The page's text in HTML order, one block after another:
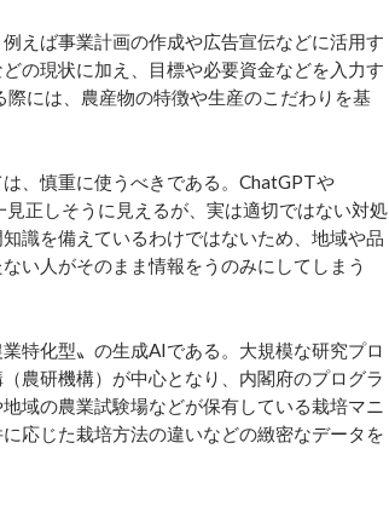
えば事業計画の作成や広告宣伝などに活用す
の現状に加え、目標や必要資金などを入力す
には、農産物の特徴や生産のこだわりを基
、慎重に使うべきである。ChatGPTや
正しそうに見えるが、実は適切ではない対処
識を備えているわけではないため、地域や品
い人がそのまま情報をうのみにしてしまう
特化型〟の生成AIである。大規模な研究プロ
農研機構）が中心となり、内閣府のプログラ
域の農業試験場などが保有している栽培マニ
応じた栽培方法の違いなどの緻密なデータを